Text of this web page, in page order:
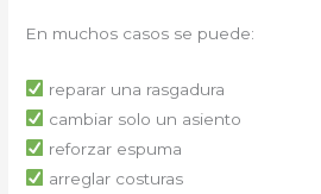
En muchos casos se puede:
reparar una rasgadura
cambiar solo un asiento
reforzar espuma
arreglar costuras